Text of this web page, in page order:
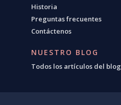
Historia
Preguntas frecuentes
Contáctenos
NUESTRO BLOG
Todos los artículos del blog